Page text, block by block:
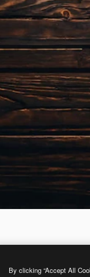
By clicking “Accept All